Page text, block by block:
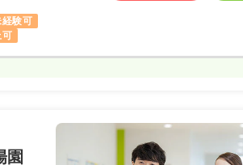
験可
可
園